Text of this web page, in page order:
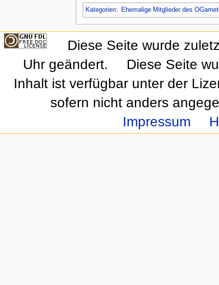
Kategorien: Ehemalige Mitglieder des
Diese Seite wurde
Uhr geändert.
Diese Seite
Inhalt ist verfügbar unter der
sofern nicht anders
Impressum